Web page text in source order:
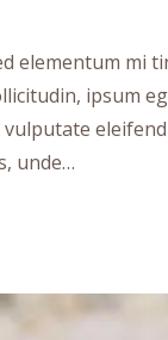
elementum mi
ipsum
unde…